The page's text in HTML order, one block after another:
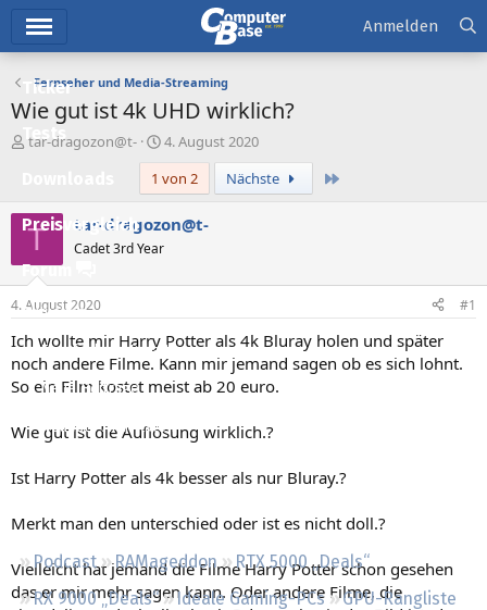
Ticker
Tests
Preisvergleich
Forum
Aktuelles
Empfohlene Inhalte
Neue Beiträge
Neueste Aktivitäten
Podcast RAMageddon
RTX 5000 „Deals“
RX 9000 „Deals“
Ideale Gaming-PCs
GPU-Rangliste
Anmelden
Fernseher und Media-Streaming
Wie gut ist 4k UHD wirklich?
E
e
e
r
tar-dragozon@t-
E
r
s
t
e
m
4. August 2020
1 von 2
Nächste
T tar-dragozon@t-
Cadet 3rd Year
4. August 2020 #1
Ich wollte mir Harry Potter als 4k Bluray holen und später
noch andere Filme. Kann mir jemand sagen ob es sich lohnt.
So ein Film kostet meist ab 20 euro.
Wie gut ist die Auflösung wirklich.?
Ist Harry Potter als 4k besser als nur Bluray.?
Merkt man den unterschied oder ist es nicht doll.?
Vielleicht hat jemand die Filme Harry Potter schon gesehen
das er mir mehr sagen kann. Oder andere Filme, die